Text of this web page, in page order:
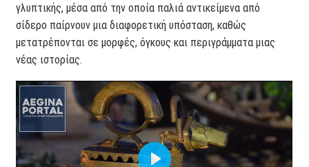
γλυπτικής, μέσα από την οποία παλιά αντικείμενα από
σίδερο παίρνουν μια διαφορετική υπόσταση, καθώς
μετατρέπονται σε μορφές, όγκους και περιγράμματα μιας
νέας ιστορίας.